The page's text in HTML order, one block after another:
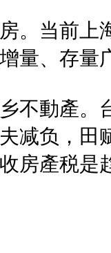
。当前上
量、存量
不動產。
减负，
房產税是